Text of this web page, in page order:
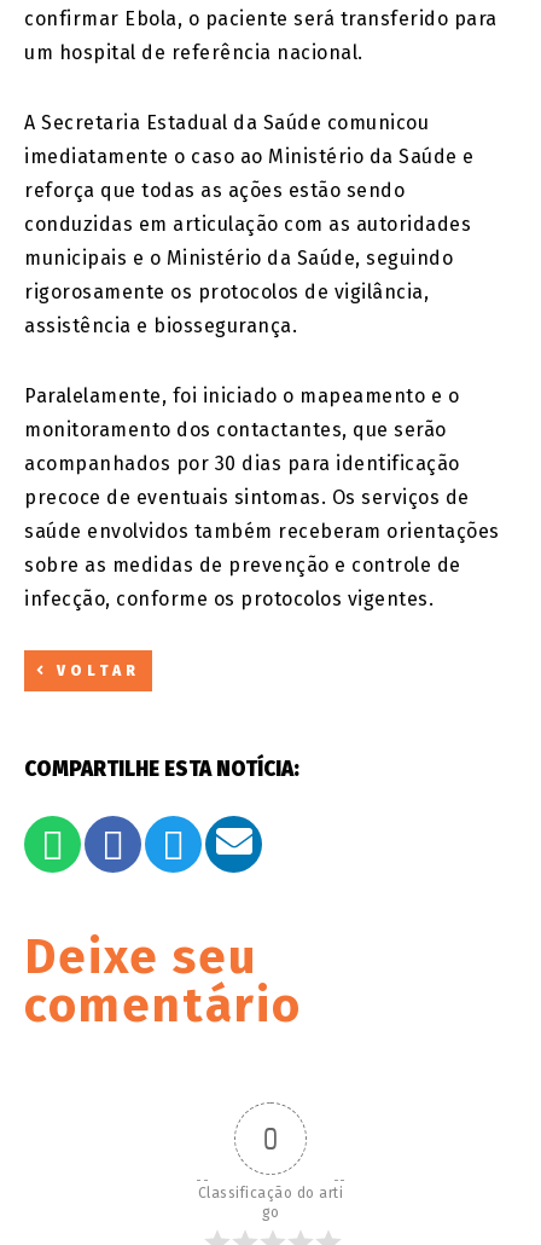
confirmar Ebola, o paciente será transferido para
um hospital de referência nacional.
A Secretaria Estadual da Saúde comunicou
imediatamente o caso ao Ministério da Saúde e
reforça que todas as ações estão sendo
conduzidas em articulação com as autoridades
municipais e o Ministério da Saúde, seguindo
rigorosamente os protocolos de vigilância,
assistência e biossegurança.
Paralelamente, foi iniciado o mapeamento e o
monitoramento dos contactantes, que serão
acompanhados por 30 dias para identificação
precoce de eventuais sintomas. Os serviços de
saúde envolvidos também receberam orientações
sobre as medidas de prevenção e controle de
infecção, conforme os protocolos vigentes.
VOLTAR
COMPARTILHE ESTA NOTÍCIA:
Deixe seu
comentário
0
Classificação do arti
go